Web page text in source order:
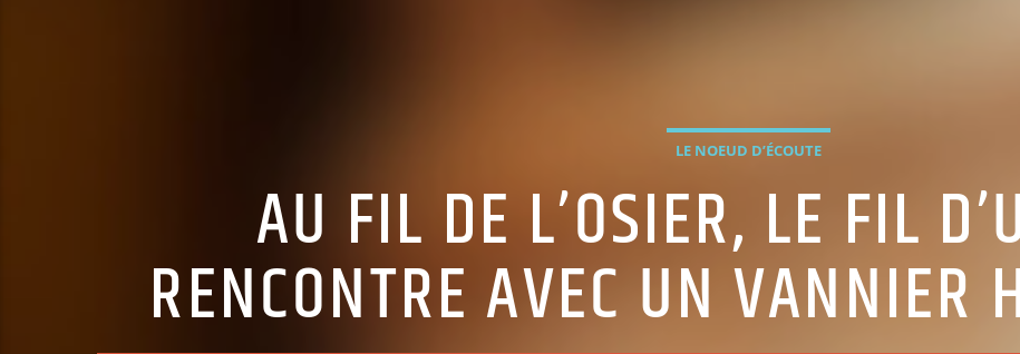
LE NOEUD D’ÉCOUTE
AU FIL DE L’OSIER, LE FIL
RENCONTRE AVEC UN VANNIER